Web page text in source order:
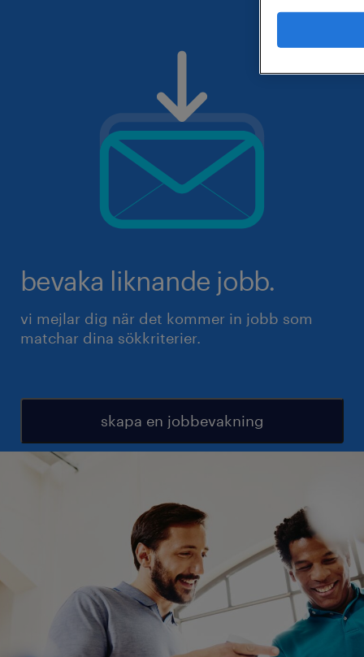
bevaka liknande jobb.
vi mejlar dig när det kommer in jobb som
matchar dina sökkriterier.
skapa en jobbevakning